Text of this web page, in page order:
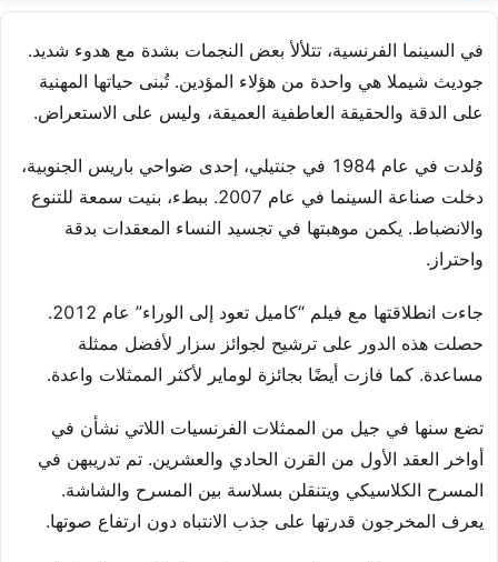
في السينما الفرنسية، تتلألأ بعض النجمات بشدة مع هدوء شديد.
جوديث شيملا هي واحدة من هؤلاء المؤدين. تُبنى حياتها المهنية
على الدقة والحقيقة العاطفية العميقة، وليس على الاستعراض.
وُلدت في عام 1984 في جنتيلي، إحدى ضواحي باريس الجنوبية،
دخلت صناعة السينما في عام 2007. ببطء، بنيت سمعة للتنوع
والانضباط. يكمن موهبتها في تجسيد النساء المعقدات بدقة
واحتراز.
جاءت انطلاقتها مع فيلم “كاميل تعود إلى الوراء” عام 2012.
حصلت هذه الدور على ترشيح لجوائز سزار لأفضل ممثلة
مساعدة. كما فازت أيضًا بجائزة لوماير لأكثر الممثلات واعدة.
تضع سنها في جيل من الممثلات الفرنسيات اللاتي نشأن في
أواخر العقد الأول من القرن الحادي والعشرين. تم تدريبهن في
المسرح الكلاسيكي ويتنقلن بسلاسة بين المسرح والشاشة.
يعرف المخرجون قدرتها على جذب الانتباه دون ارتفاع صوتها.